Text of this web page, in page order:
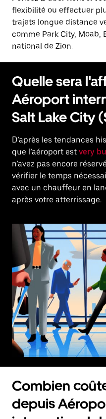
flexibilité ou effectuer
trajets longue distance
comme Park City, Moab,
national de Zion.
Quelle sera
Aéroport
Salt Lake City
D’après les tendances
que l’aéroport est very
n’avez pas encore
vérifier le temps
avec un chauffeur en
après votre atterrissage.
Combien
depuis